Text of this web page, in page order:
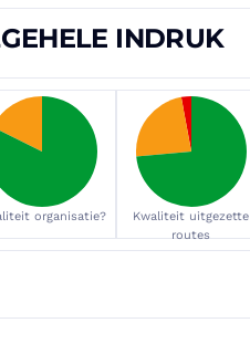
INDRUK
organisatie?
Kwaliteit uitgezette
routes